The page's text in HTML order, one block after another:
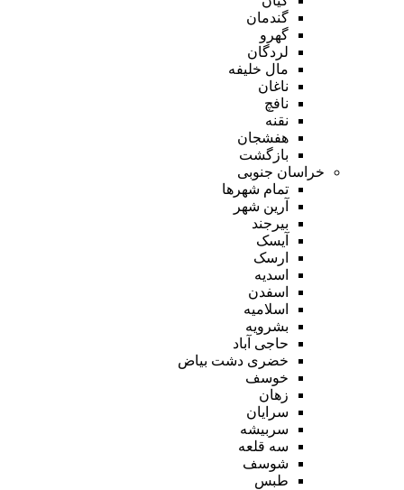
گندمان
گهرو
لردگان
مال خلیفه
ناغان
نافچ
نقنه
هفشجان
بازگشت
خراسان جنوبی
تمام شهر‌ها
آرین شهر
بیرجند
آیسک
ارسک
اسدیه
اسفدن
اسلامیه
بشرویه
حاجی آباد
خضری دشت بیاض
خوسف
زهان
سرایان
سربیشه
سه قلعه
شوسف
طبس